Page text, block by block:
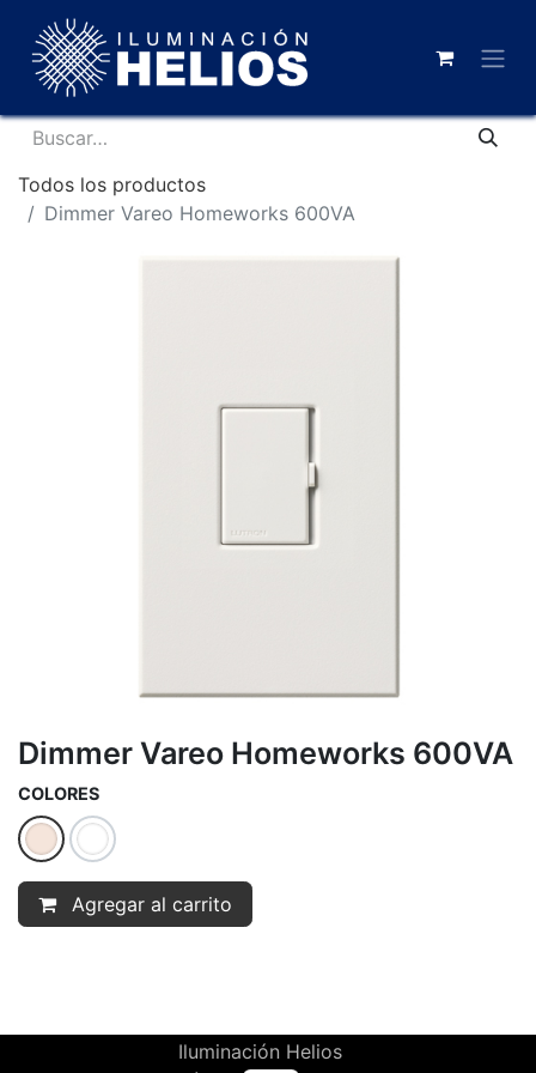
Todos los productos
Dimmer Vareo Homeworks 600VA
Dimmer Vareo Homeworks 600VA
COLORES
Agregar al carrito
Iluminación Helios